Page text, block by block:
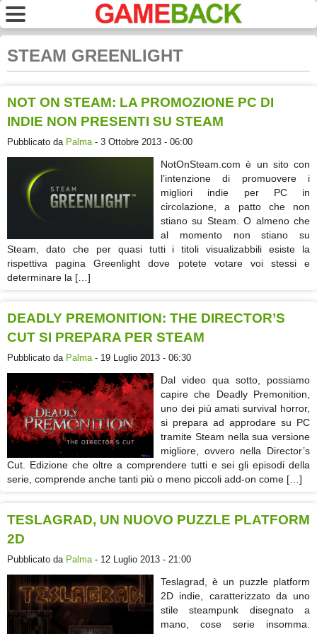
STEAM GREENLIGHT
NOT ON STEAM: LA PROMOZIONE PC DI
INDIE NON PRESENTI SU STEAM
Pubblicato da Palma- 3 Ottobre 2013 - 06:00
NotOnSteam.com è un sito con
l’intenzione di promuovere i
migliori indie per PC in
circolazione, a patto che non
stiano su Steam. O almeno che
al momento non stiano su
Steam, dato che per quasi tutti i titoli visualizabbili esiste la
rispettiva pagina Greenlight dove potete votare voi stessi e
determinare la […]
DEADLY PREMONITION: THE DIRECTOR’S
CUT SI PREPARA PER STEAM
Pubblicato da Palma- 19 Luglio 2013 - 06:30
Dal video qua sotto, possiamo
capire che Deadly Premonition,
uno dei più amati survival horror,
si prepara ad approdare su PC
tramite Steam nella sua versione
migliore, ovvero nella Director’s
Cut. Edizione che oltre a comprendere tutti e sei gli episodi della
serie, comprende anche tanti più o meno piccoli add-on come […]
TESLAGRAD, UN NUOVO PUZZLE PLATFORM
2D
Pubblicato da Palma- 12 Luglio 2013 - 21:00
Teslagrad, è un puzzle platform
2D indie, caratterizzato da uno
stile steampunk disegnato a
mano, cose serie insomma.